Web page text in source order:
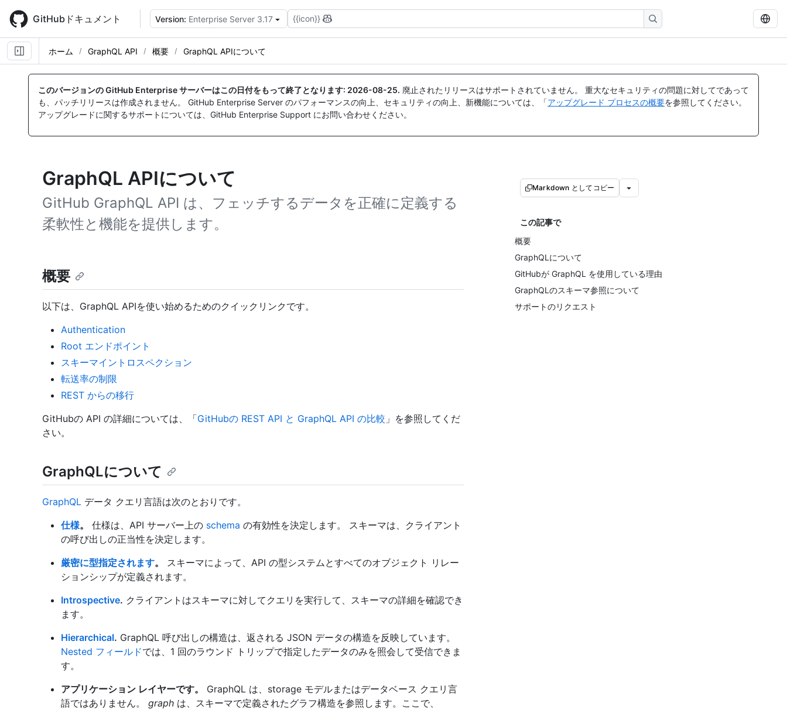
main
content
GitHubドキュメント Version: Enterprise Server 3.17 {{icon}}
ホーム GraphQL API 概要 GraphQL APIについて
このバージョンの GitHub Enterprise サーバーはこの日付をもって終了となります: 2026-08-25. 廃止されたリリースはサポートされていません。 重大なセキュリティの問題に対してであって
も、パッチリリースは作成されません。 GitHub Enterprise Server のパフォーマンスの向上、セキュリティの向上、新機能については、「アップグレード プロセスの概要を参照してください。
アップグレードに関するサポートについては、GitHub Enterprise Support にお問い合わせください。
GraphQL APIについて
GitHub GraphQL API は、フェッチするデータを正確に定義する
柔軟性と機能を提供します。
Markdown としてコピー
この記事で
概要
GraphQLについて
GitHubが GraphQL を使用している理由
GraphQLのスキーマ参照について
サポートのリクエスト
概要
以下は、GraphQL APIを使い始めるためのクイックリンクです。
Authentication
Root エンドポイント
スキーマイントロスペクション
転送率の制限
REST からの移行
GitHubの API の詳細については、「GitHubの REST API と GraphQL API の比較 」を参照してくだ
さい。
GraphQLについて
GraphQL データ クエリ言語は次のとおりです。
仕様。 仕様は、API サーバー上の schema の有効性を決定します。 スキーマは、クライアント
の呼び出しの正当性を決定します。
厳密に型指定されます。
スキーマによって、API の型システムとすべてのオブジェクト リレー
ションシップが定義されます。
Introspective. クライアントはスキーマに対してクエリを実行して、スキーマの詳細を確認でき
ます。
Hierarchical. GraphQL 呼び出しの構造は、返される JSON データの構造を反映しています。
Nested フィールドでは、1 回のラウンド トリップで指定したデータのみを照会して受信できま
す。
アプリケーション レイヤーです。
GraphQL は、storage モデルまたはデータベース クエリ言
語ではありません。 graph は、スキーマで定義されたグラフ構造を参照します。ここで、